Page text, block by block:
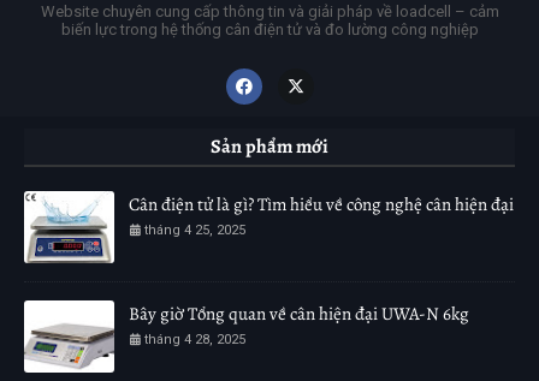
Website chuyên cung cấp thông tin và giải pháp về loadcell – cảm
biến lực trong hệ thống cân điện tử và đo lường công nghiệp
Sản phẩm mới
Cân điện tử là gì? Tìm hiểu về công nghệ cân hiện đại
tháng 4 25, 2025
Bây giờ Tổng quan về cân hiện đại UWA-N 6kg
tháng 4 28, 2025